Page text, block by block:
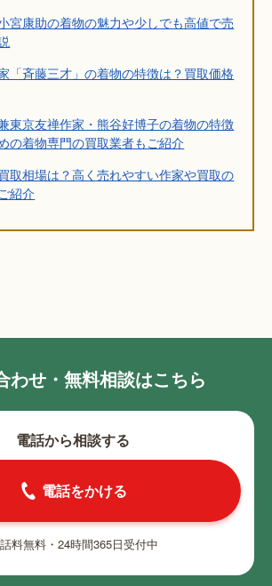
宮康助の着物の魅力や少しでも高値で売
「斉藤三才」の着物の特徴は？買取価格
東京友禅作家・熊谷好博子の着物の特徴
の着物専門の買取業者もご紹介
取相場は？高く売れやすい作家や買取の
紹介
わせ・無料相談はこちら
電話から相談する
電話をかける
料無料・24時間365日受付中